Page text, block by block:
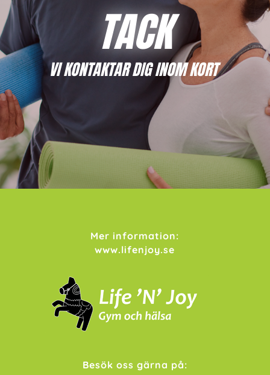
TACK
VI KONTAKTAR DIG INOM KORT
Mer information:
www.lifenjoy.se
Besök oss gärna på: